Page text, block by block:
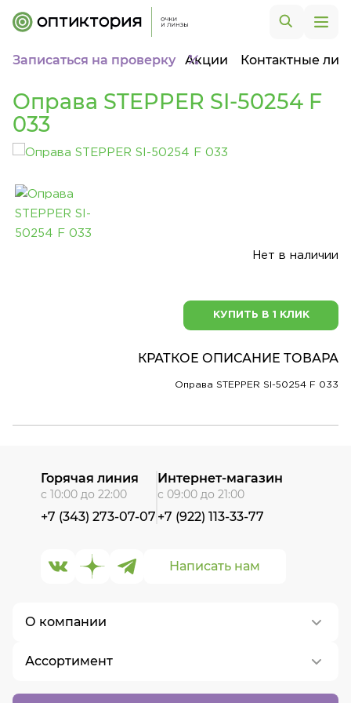
Записаться на проверку Акции Контактные
Оправа STEPPER SI-50254 F
033
Нет в наличии
КУПИТЬ В 1 КЛИК
КРАТКОЕ ОПИСАНИЕ ТОВАРА
Оправа STEPPER SI-50254 F 033
О компании
О нас
Контакты
Ассортимент
Написать нам
Горячая линия
с 10:00 до 22:00
+7 (343) 273-07-07
Интернет-магазин
с 09:00 до 21:00
+7 (922) 113-33-77